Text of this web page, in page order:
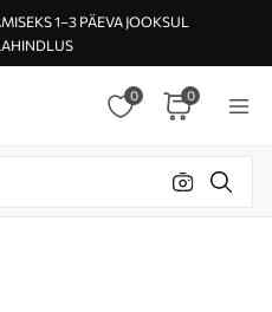
1–3 PÄEVA JOOKSUL
0 0